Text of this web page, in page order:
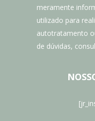
meramente
utilizado para
autotratamento
de dúvidas,